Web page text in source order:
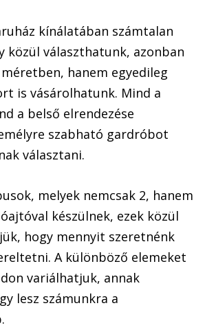
kínálatában számtalan
közül választhatunk, azonban
hanem egyedileg
is vásárolhatunk. Mind a
a belső elrendezése
szabható gardróbot
választani.
melyek nemcsak 2, hanem
készülnek, ezek közül
hogy mennyit szeretnénk
A különböző elemeket
variálhatjuk, annak
lesz számunkra a